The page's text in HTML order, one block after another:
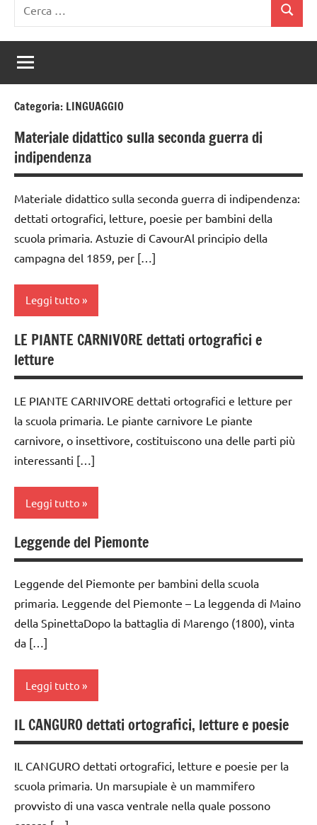
per:
Cerca
Categoria: LINGUAGGIO
Materiale didattico sulla seconda guerra di
indipendenza
Materiale didattico sulla seconda guerra di indipendenza:
dettati ortografici, letture, poesie per bambini della
scuola primaria. Astuzie di CavourAl principio della
campagna del 1859, per […]
Leggi tutto
classe
4a
5a
medie
anni
/ storia
LINGUAGGIO
materiale
vario
storia
TUTTI GLI
ARGOMENTI
LE PIANTE CARNIVORE dettati ortografici e
letture
LE PIANTE CARNIVORE dettati ortografici e letture per
la scuola primaria. Le piante carnivore Le piante
carnivore, o insettivore, costituiscono una delle parti più
interessanti […]
Leggi tutto
dai
6
anni
dettati
/
vegetali
dettati
ortografici
scienze:
TUTTI GLI
Leggende del Piemonte
Leggende del Piemonte per bambini della scuola
primaria. Leggende del Piemonte – La leggenda di Maino
della SpinettaDopo la battaglia di Marengo (1800), vinta
da […]
Leggi tutto
classe
4a
classe
5a
IL CANGURO dettati ortografici, letture e poesie
IL CANGURO dettati ortografici, letture e poesie per la
scuola primaria. Un marsupiale è un mammifero
provvisto di una vasca ventrale nella quale possono